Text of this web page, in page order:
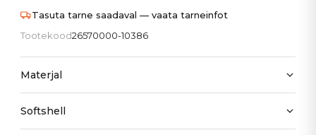
Tasuta tarne saadaval — vaata tarneinfot
Tootekood26570000-10386
Materjal
Softshell